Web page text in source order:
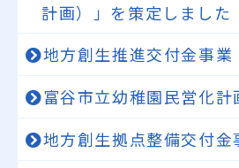
計画）」を策定しました
地方創生推進交付金事業
富谷市立幼稚園民営化計
地方創生拠点整備交付金